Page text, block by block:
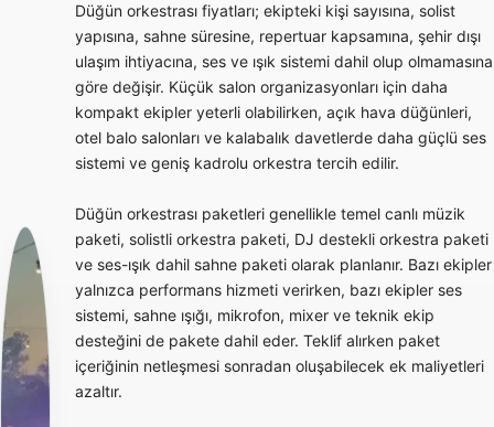
Düğün orkestrası fiyatları; ekipteki kişi sayısına, solist
yapısına, sahne süresine, repertuar kapsamına, şehir dışı
ulaşım ihtiyacına, ses ve ışık sistemi dahil olup olmamasına
göre değişir. Küçük salon organizasyonları için daha
kompakt ekipler yeterli olabilirken, açık hava düğünleri,
otel balo salonları ve kalabalık davetlerde daha güçlü ses
sistemi ve geniş kadrolu orkestra tercih edilir.
Düğün orkestrası paketleri genellikle temel canlı müzik
paketi, solistli orkestra paketi, DJ destekli orkestra paketi
ve ses-ışık dahil sahne paketi olarak planlanır. Bazı ekipler
yalnızca performans hizmeti verirken, bazı ekipler ses
sistemi, sahne ışığı, mikrofon, mixer ve teknik ekip
desteğini de pakete dahil eder. Teklif alırken paket
içeriğinin netleşmesi sonradan oluşabilecek ek maliyetleri
azaltır.